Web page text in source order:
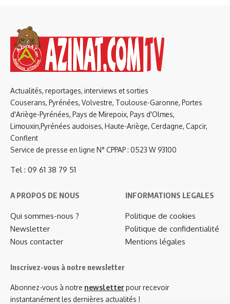
Actualités, reportages, interviews et sorties
Couserans, Pyrénées, Volvestre, Toulouse-Garonne, Portes
d'Ariège-Pyrénées, Pays de Mirepoix, Pays d'Olmes,
Limouxin,Pyrénées audoises, Haute-Ariège, Cerdagne, Capcir,
Conflent
Service de presse en ligne N° CPPAP : 0523 W 93100
Tel : 09 61 38 79 51
A PROPOS DE NOUS
Qui sommes-nous ?
Newsletter
Nous contacter
INFORMATIONS LEGALES
Politique de cookies
Politique de confidentialité
Mentions légales
Inscrivez-vous à notre newsletter
Abonnez-vous à notre newsletterpour recevoir
instantanément les dernières actualités !